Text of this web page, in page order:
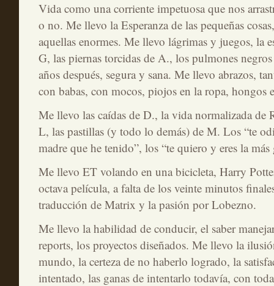
Vida como una corriente impetuosa que nos
o no. Me llevo la Esperanza de las pequeñas
aquellas enormes. Me llevo lágrimas y juegos, la
G, las piernas torcidas de A., los pulmones
años después, segura y sana. Me llevo abrazos,
con babas, con mocos, piojos en la ropa, hongos
Me llevo las caídas de D., la vida normalizada de
L, las pastillas (y todo lo demás) de M. Los “te
madre que he tenido”, los “te quiero y eres la
Me llevo ET volando en una bicicleta, Harry
octava película, a falta de los veinte minutos
traducción de Matrix y la pasión por Lobezno.
Me llevo la habilidad de conducir, el saber
reports, los proyectos diseñados. Me llevo la
mundo, la certeza de no haberlo logrado, la
intentado, las ganas de intentarlo todavía, con